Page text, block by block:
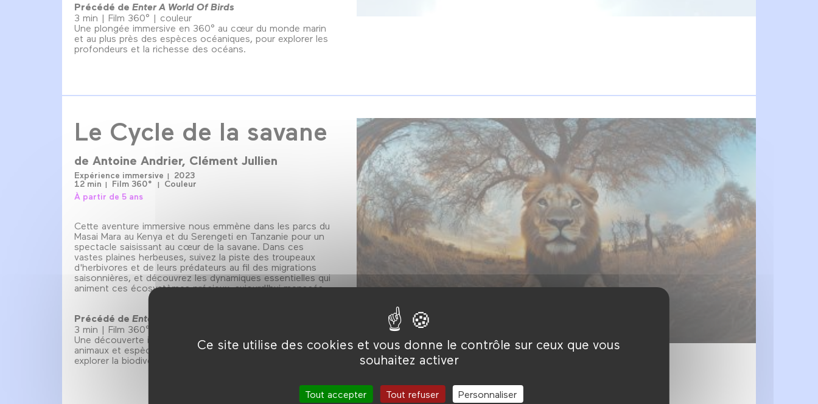
Ce site utilise des cookies et vous donne le contrôle sur ceux que vous
souhaitez activer
Tout accepter Tout refuser Personnaliser
Précédé de Enter A World Of Birds
3 min | Film 360° | couleur
Une plongée immersive en 360° au cœur du monde marin
et au plus près des espèces océaniques, pour explorer les
profondeurs et la richesse des océans.
Le Cycle de la savane
de Antoine Andrier Clément Jullien
Expérience immersive
2023
12 min
Film 360°
Couleur
À partir de 5 ans
Cette aventure immersive nous emmène dans les parcs du
Masai Mara au Kenya et du Serengeti en Tanzanie pour un
spectacle saisissant au cœur de la savane. Dans ces
vastes plaines herbeuses, suivez la piste des troupeaux
d'herbivores et de leurs prédateurs au fil des migrations
saisonnières, et découvrez les dynamiques essentielles qui
animent ces écosystèmes précieux, aujourd'hui menacés.
Précédé de Enter A Charming World
3 min | Film 360° | couleur
Une découverte immersive en 360° auprès des bébés
animaux et espèces adorables du monde entier, pour
explorer la biodiversité des cinq continents.